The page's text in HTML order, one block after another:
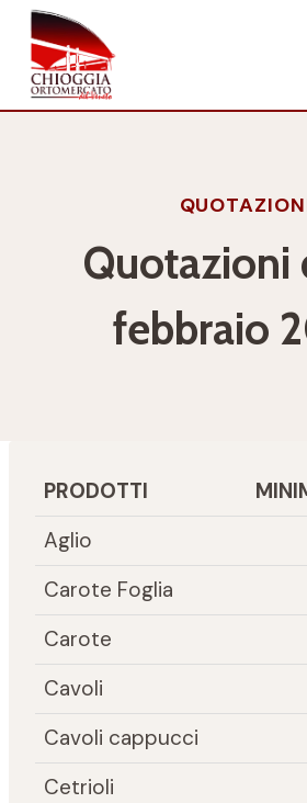
Salta
contenuto
Quotazioni
febbraio
PRODOTTI
Aglio
Carote Foglia
Carote
Cavoli
Cavoli cappucci
Cetrioli